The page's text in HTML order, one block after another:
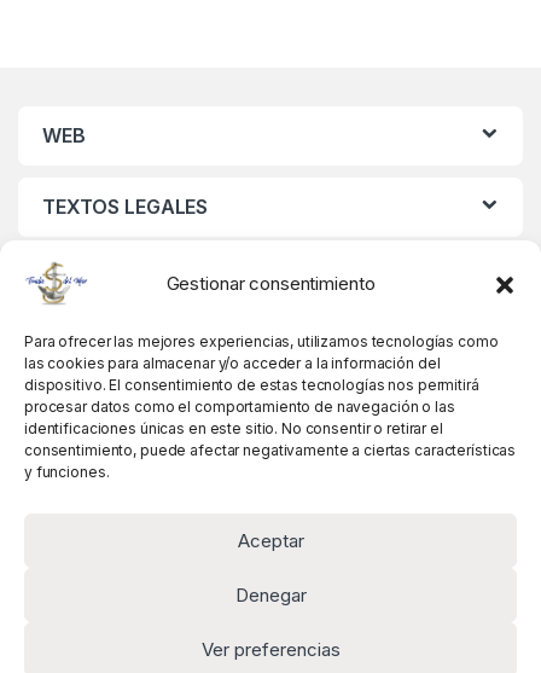
Gestionar consentimiento
Para ofrecer las mejores experiencias, utilizamos tecnologías como
las cookies para almacenar y/o acceder a la información del
dispositivo. El consentimiento de estas tecnologías nos permitirá
procesar datos como el comportamiento de navegación o las
identificaciones únicas en este sitio. No consentir o retirar el
consentimiento, puede afectar negativamente a ciertas características
y funciones.
Aceptar
Denegar
Ver preferencias
WEB
TEXTOS LEGALES
MIS DATOS
Alguna pregunta? Llámanos!